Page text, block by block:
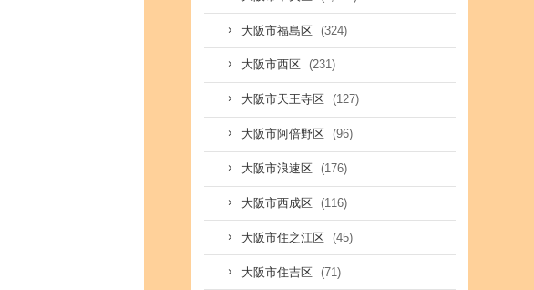
大阪市福島区 (324)
大阪市西区 (231)
大阪市天王寺区 (127)
大阪市阿倍野区 (96)
大阪市浪速区 (176)
大阪市西成区 (116)
大阪市住之江区 (45)
大阪市住吉区 (71)